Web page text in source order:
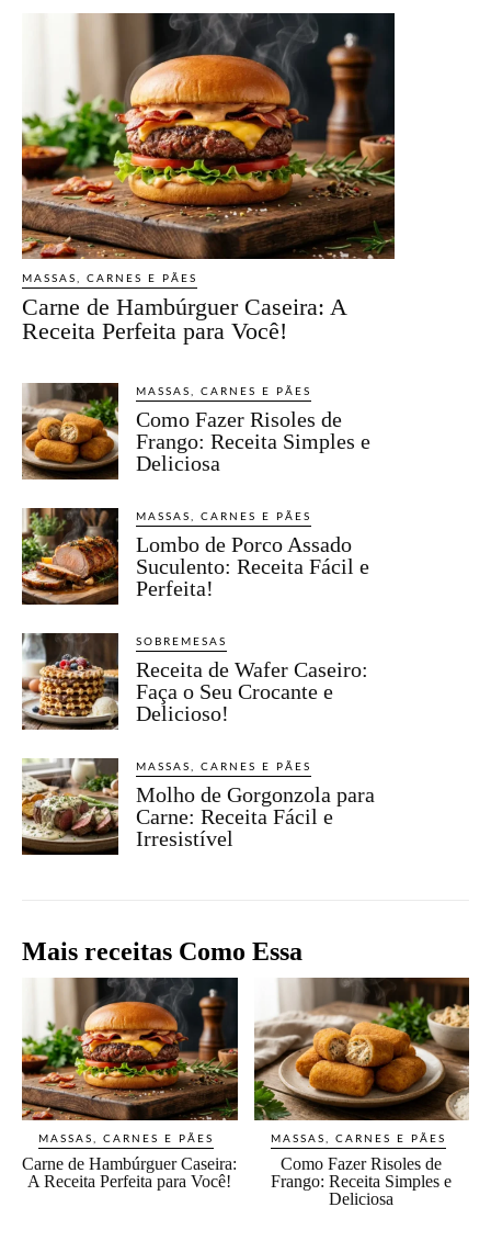
MASSAS, CARNES E PÃES
Carne de Hambúrguer Caseira: A
Receita Perfeita para Você!
MASSAS, CARNES E PÃES
Como Fazer Risoles de
Frango: Receita Simples e
Deliciosa
MASSAS, CARNES E PÃES
Lombo de Porco Assado
Suculento: Receita Fácil e
Perfeita!
SOBREMESAS
Receita de Wafer Caseiro:
Faça o Seu Crocante e
Delicioso!
MASSAS, CARNES E PÃES
Molho de Gorgonzola para
Carne: Receita Fácil e
Irresistível
Mais receitas Como Essa
MASSAS, CARNES E PÃES
Carne de Hambúrguer Caseira:
A Receita Perfeita para Você!
MASSAS, CARNES E PÃES
Como Fazer Risoles de
Frango: Receita Simples e
Deliciosa